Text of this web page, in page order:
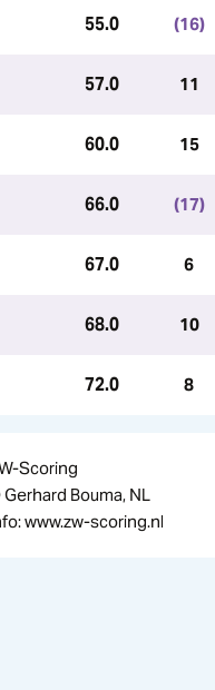
55.0 (16)
57.0 11
60.0 15
66.0 (17)
67.0 6
68.0 10
72.0 8
Scoring
Bouma, NL
www.zw-scoring.nl